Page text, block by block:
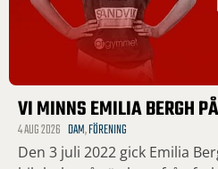
VI MINNS EMILIA BERGH
4 AUG 2026 DAM,FÖRENING
Den 3 juli 2022 gick Emilia